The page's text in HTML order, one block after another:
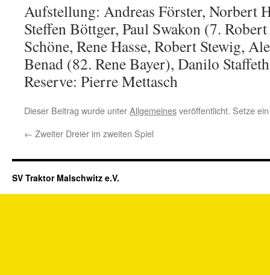
Aufstellung: Andreas Förster, Norbert
Steffen Böttger, Paul Swakon (7.
Schöne, Rene Hasse, Robert Stewig,
Benad (82. Rene Bayer), Danilo Staffeth
Reserve: Pierre Mettasch
Dieser Beitrag wurde unterAllgemeinesveröffentlicht. Setze
← Zweiter Dreier im zweiten Spiel
SV Traktor Malschwitz e.V.